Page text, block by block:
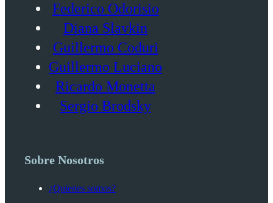
Federico Odorisio
Diana Slavkin
Guillermo Coduri
Guillermo Luciano
Ricardo Monetta
Sergio Brodsky
Sobre Nosotros
¿Quienes somos?